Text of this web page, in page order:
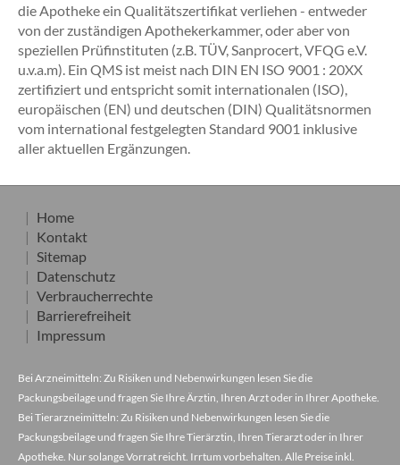
die Apotheke ein Qualitätszertifikat verliehen - entweder
von der zuständigen Apothekerkammer, oder aber von
speziellen Prüfinstituten (z.B. TÜV, Sanprocert, VFQG e.V.
u.v.a.m). Ein QMS ist meist nach DIN EN ISO 9001 : 20XX
zertifiziert und entspricht somit internationalen (ISO),
europäischen (EN) und deutschen (DIN) Qualitätsnormen
vom international festgelegten Standard 9001 inklusive
aller aktuellen Ergänzungen.
Home
Kontakt
Sitemap
Datenschutz
Verbraucherrechte
Barrierefreiheit
Impressum
Bei Arzneimitteln: Zu Risiken und Nebenwirkungen lesen Sie die
Packungsbeilage und fragen Sie Ihre Ärztin, Ihren Arzt oder in Ihrer Apotheke.
Bei Tierarzneimitteln: Zu Risiken und Nebenwirkungen lesen Sie die
Packungsbeilage und fragen Sie Ihre Tierärztin, Ihren Tierarzt oder in Ihrer
Apotheke. Nur solange Vorrat reicht. Irrtum vorbehalten. Alle Preise inkl.